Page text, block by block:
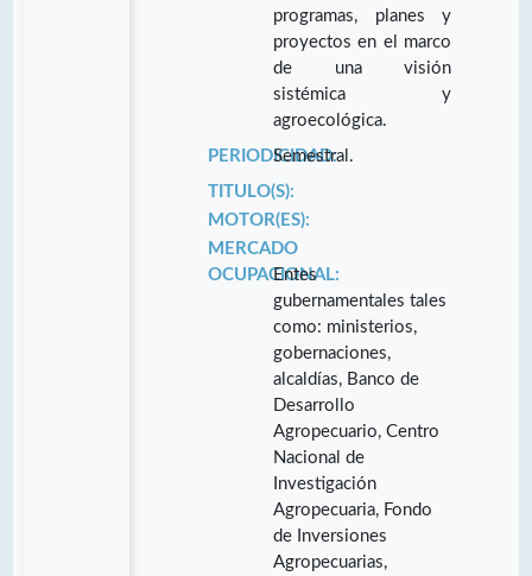
programas, planes y
proyectos en el marco
de una visión
sistémica y
agroecológica.
PERIODICIDAD:
Semestral.
TITULO(S):
MOTOR(ES):
MERCADO
OCUPACIONAL:
Entes
gubernamentales tales
como: ministerios,
gobernaciones,
alcaldías, Banco de
Desarrollo
Agropecuario, Centro
Nacional de
Investigación
Agropecuaria, Fondo
de Inversiones
Agropecuarias,